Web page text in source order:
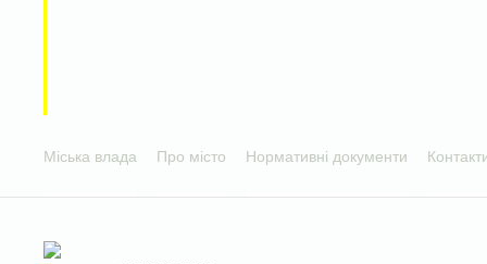
Міська влада Про місто Нормативні документи